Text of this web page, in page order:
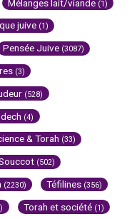
Mélanges lait/viande (1)
juive (1)
Pensée Juive (3087)
(3)
(528)
(4)
& Torah (33)
(502)
(2230) Téfilines (356)
Torah et société (1)